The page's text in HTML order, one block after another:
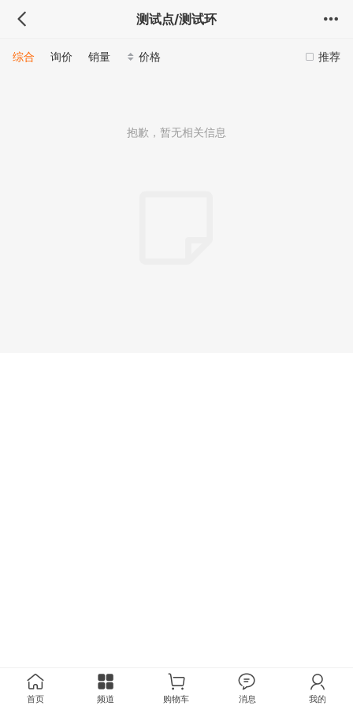
测试点/测试环
推荐
综合 询价 销量 价格
抱歉，暂无相关信息
首页 频道 购物车 消息 我的